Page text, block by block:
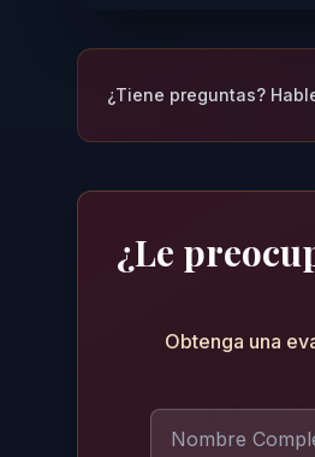
¿Tiene preguntas?
¿Le
Obtenga una